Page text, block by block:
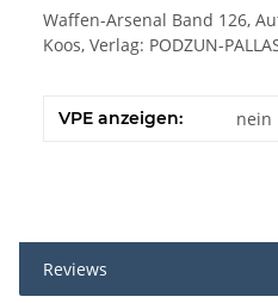
Waffen-Arsenal Band 126,
Koos, Verlag: PODZUN-
VPE anzeigen: nein
Reviews